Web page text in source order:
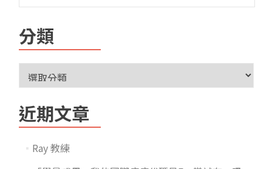
分類
近期文章
Ray 教練